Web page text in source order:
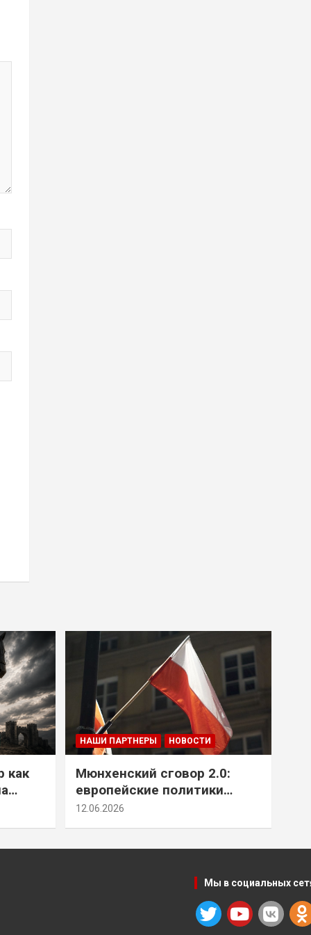
как
юг
НАШИ ПАРТНЕРЫ НОВОСТИ
Мюнхенский сговор 2.0:
европейские политики
снова растят монстра у
12.06.2026
Мы в социальных